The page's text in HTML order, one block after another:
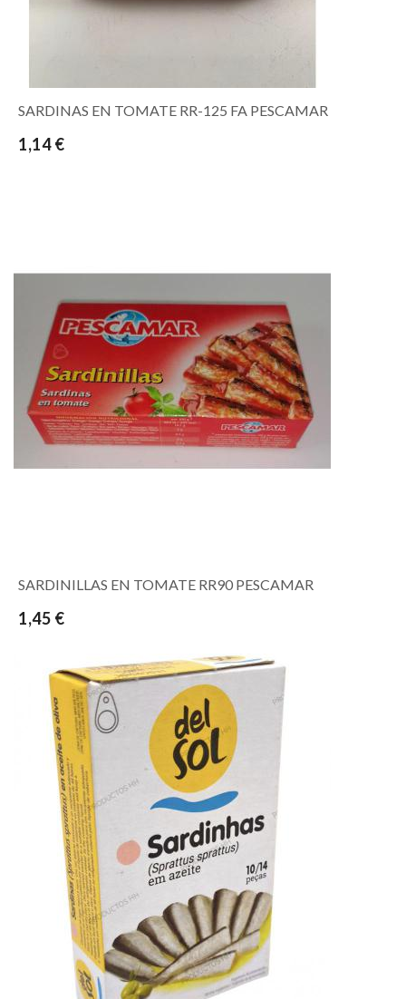
SARDINAS EN TOMATE RR-125 FA PESCAMAR
1,14 €
SARDINILLAS EN TOMATE RR90 PESCAMAR
1,45 €